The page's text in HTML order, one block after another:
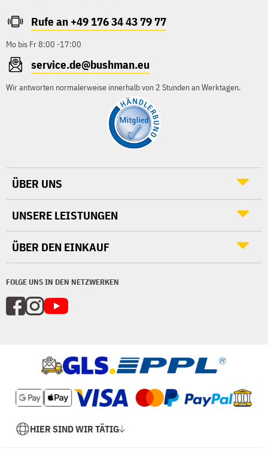
Rufe an +49 176 34 43 79 77
Mo bis Fr 8:00 -17:00
service.de@bushman.eu
Wir antworten normalerweise innerhalb von 2 Stunden an Werktagen.
FOLGE UNS IN DEN NETZWERKEN
ÜBER UNS
UNSERE LEISTUNGEN
ÜBER DEN EINKAUF
HIER SIND WIR TÄTIG